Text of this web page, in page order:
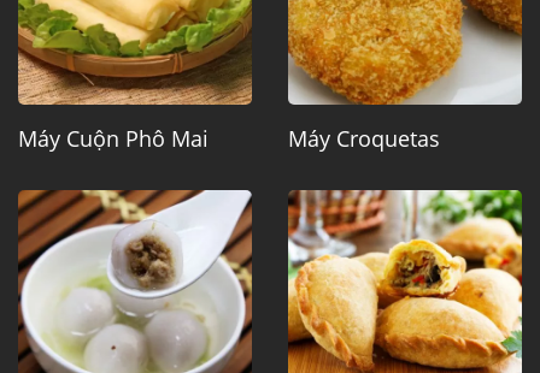
Máy Cuộn Phô Mai Máy Croquetas